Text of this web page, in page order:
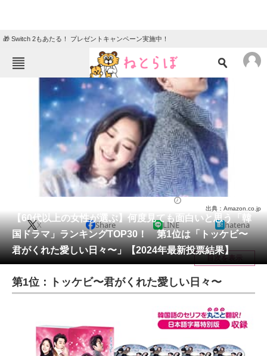
🎁 Switch 2もあたる！ プレゼントキャンペーン実施中！
ねとらぼメニュー
ニュース
クイズ
地域
教育・育児
リサーチ
会員記事
メディア
注目記事を集めた総合ページ
ITの今と未来を見通す
進化するPCとデバイスの未来
【60代以上の女性が選ぶ】何度見ても面白いと思う「韓
国ドラマ」ランキングTOP30！ 第1位は「トッケビ〜
君がくれた愛しい日々〜」【2024年最新投票結果】
出典：Amazon.co.jp
X Share LINE hatena
目次を表示
第1位：トッケビ〜君がくれた愛しい日々〜